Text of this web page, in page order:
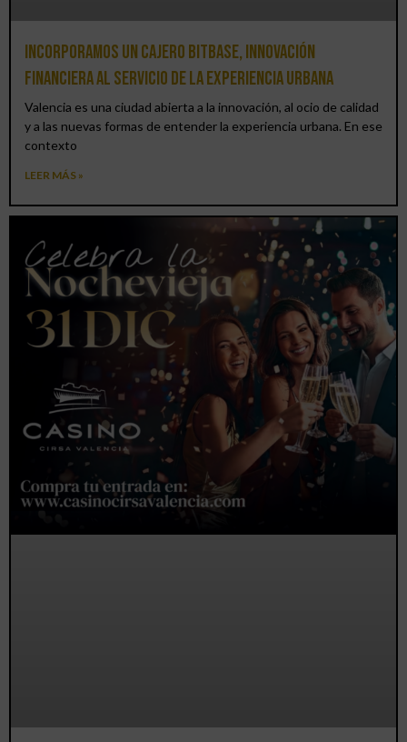
Incorporamos un cajero BitBase, innovación
financiera al servicio de la experiencia urbana
Valencia es una ciudad abierta a la innovación, al ocio de calidad
y a las nuevas formas de entender la experiencia urbana. En ese
contexto
LEER MÁS »